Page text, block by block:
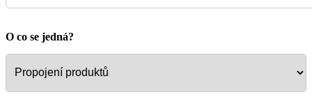
O co se jedná?